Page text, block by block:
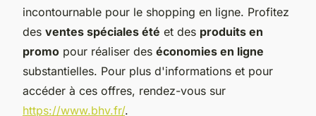
incontournable pour le shopping en ligne. Profitez
des ventes spéciales été et des produits en
promo pour réaliser des économies en ligne
substantielles. Pour plus d'informations et pour
accéder à ces offres, rendez-vous sur
https://www.bhv.fr/.